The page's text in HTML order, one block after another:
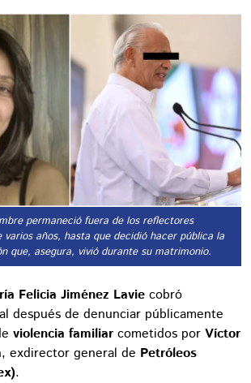
permaneció fuera de los reflectores
varios años, hasta que decidió hacer pública la
que, asegura, vivió durante su matrimonio.
Felicia Jiménez Lavie cobró
después de denunciar públicamente
violencia familiar cometidos por Víctor
, exdirector general de Petróleos
.